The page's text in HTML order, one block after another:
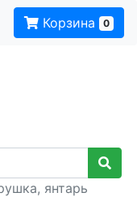
Корзина 0
янтарь